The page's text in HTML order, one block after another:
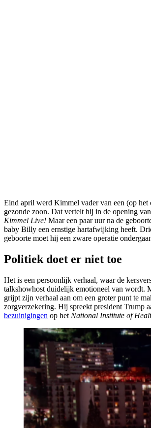
Eind april werd Kimmel vader van een (op het
gezonde zoon. Dat vertelt hij in de opening
Kimmel Live! Maar een paar uur na de
baby Billy een ernstige hartafwijking heeft.
geboorte moet hij een zware operatie
Politiek doet er niet toe
Het is een persoonlijk verhaal, waar de
talkshowhost duidelijk emotioneel van wordt.
grijpt zijn verhaal aan om een groter punt te
zorgverzekering. Hij spreekt president Trump
bezuinigingen op het National Institute of